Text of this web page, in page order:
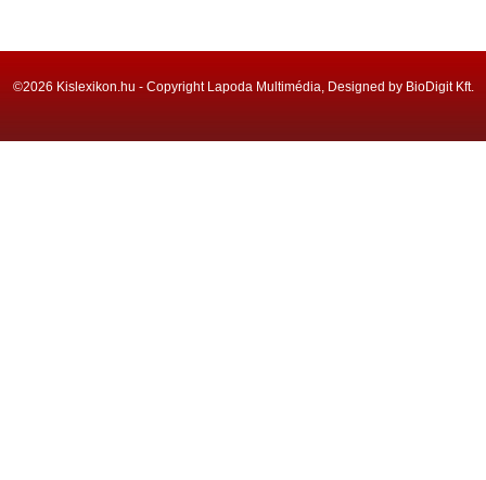
©2026 Kislexikon.hu - Copyright Lapoda Multimédia, Designed by BioDigit Kft.